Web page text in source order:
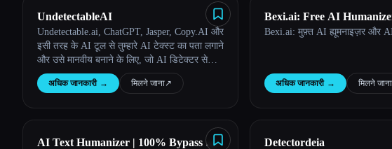
UndetectableAI
Undetectable.ai, ChatGPT, Jasper, Copy.AI और
इसी तरह के AI टूल से तुम्हारे AI टेक्स्ट का पता लगाने
और उसे मानवीय बनाने के लिए, जो AI डिटेक्टर से
बचती है, पूरी तरह से मानव-जैसी सामग्री में बदलने के
लिए एक ज़रूरी रीराइटिंग टूल है।
अधिक जानकारी → मिलने जाना↗︎
Bexi.ai: Free AI
Detector
Bexi.ai: मुफ़्त AI ह्यूमनाइज़र और
अधिक जानकारी → मिलने जाना
AI Text Humanizer | 100% Bypass AI
Detectordeia